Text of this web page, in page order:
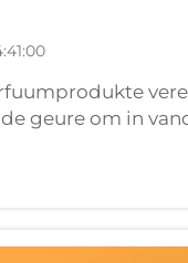
geure om in
luksueuse mark
parfuumdosie
tussen